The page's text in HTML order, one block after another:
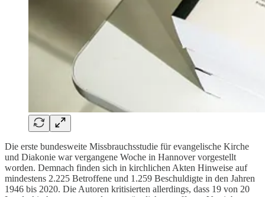
Die erste bundesweite Missbrauchsstudie für evangelische Kirche
und Diakonie war vergangene Woche in Hannover vorgestellt
worden. Demnach finden sich in kirchlichen Akten Hinweise auf
mindestens 2.225 Betroffene und 1.259 Beschuldigte in den Jahren
1946 bis 2020. Die Autoren kritisierten allerdings, dass 19 von 20